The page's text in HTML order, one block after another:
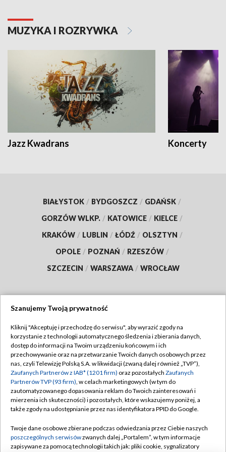
MUZYKA I ROZRYWKA
Jazz Kwadrans Koncerty
BIAŁYSTOK / BYDGOSZCZ / GDAŃSK /
GORZÓW WLKP. / KATOWICE / KIELCE /
KRAKÓW / LUBLIN / ŁÓDŹ / OLSZTYN /
OPOLE / POZNAŃ / RZESZÓW /
SZCZECIN / WARSZAWA / WROCŁAW
TVP
Abonament TVP
Emisja w TVP
Centrum informacji TVP
Naziemna Telewizja Cyfrowa
Rada Programowa
Regulamin TVP
Polityka prywatności
Moje zgody
Pomoc
Kontakt
Szanujemy Twoją prywatność
Kliknij "Akceptuję i przechodzę do serwisu", aby wyrazić zgody na
korzystanie z technologii automatycznego śledzenia i zbierania danych,
dostęp do informacji na Twoim urządzeniu końcowym i ich
przechowywanie oraz na przetwarzanie Twoich danych osobowych przez
nas, czyli Telewizję Polską S.A. w likwidacji (zwaną dalej również „TVP”),
Zaufanych Partnerów z IAB* (1201 firm) oraz pozostałych Zaufanych
Partnerów TVP (93 firm), w celach marketingowych (w tym do
zautomatyzowanego dopasowania reklam do Twoich zainteresowań i
mierzenia ich skuteczności) i pozostałych, które wskazujemy poniżej, a
także zgody na udostępnianie przez nas identyfikatora PPID do Google.
Twoje dane osobowe zbierane podczas odwiedzania przez Ciebie naszych
poszczególnych serwisówzwanych dalej „Portalem”, w tym informacje
zapisywane za pomocą technologii takich jak: pliki cookie, sygnalizatory